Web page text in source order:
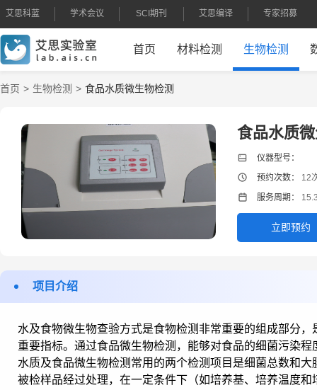
艾思科蓝 学术会议 SCI期刊 艾思编译 专家招募
首页 材料检测 生物检测
首页 生物检测 食品水质微生物检测
食品水质
仪器型号：
预约次数：
12
服务周期：
立即预约
项目介绍
水及食物微生物查验方式是食物检测非常重要的组成部分，
重要指标。通过食品微生物检测，能够对食品的细菌污染程
水质及食品微生物检测常用的两个检测项目是细菌总数和大
被检样品经过处理，在一定条件下（如培养基、培养温度和